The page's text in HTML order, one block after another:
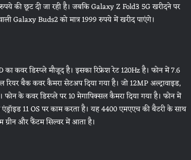
की छूट दी जा रही है। जबकि Galaxy Z Fold3 5G खरीदने पर
Galaxy Buds2 को मात्र 1999 रुपये में खरीद पाएंगे।
कवर डिस्प्ले मौजूद है। इसका रिफ्रेश रेट 120Hz है। फोन में 7.6
बैक कवर कैमरा सेटअप दिया गया है। जो 12MP अल्ट्रावाइड,
के कवर डिस्प्ले पर 10 मेगापिक्सल कैमरा दिया गया है। फोन में
11 OS पर काम करता है। यह 4400 एमएएच की बैटरी के साथ
और फैंटम सिल्वर में आता है।